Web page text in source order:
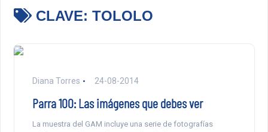
CLAVE: TOLOLO
Diana Torres 24-08-2014
Parra 100: Las imágenes que debes ver
La muestra del GAM incluye una serie de fotografías